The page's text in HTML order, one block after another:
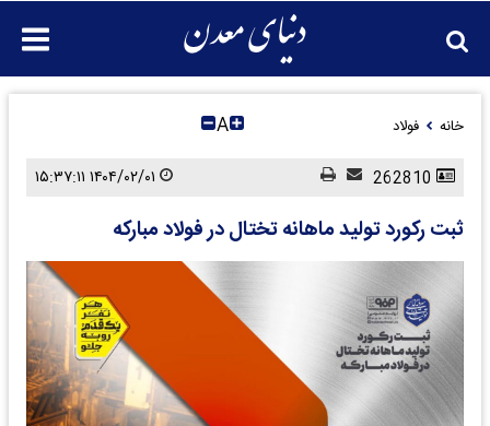
خانه فولاد A
ثبت رکورد تولید ماهانه تختال در فولاد مبارکه